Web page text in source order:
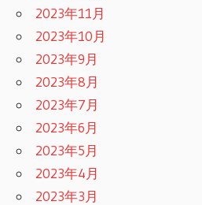
2023年11月
2023年10月
2023年9月
2023年8月
2023年7月
2023年6月
2023年5月
2023年4月
2023年3月